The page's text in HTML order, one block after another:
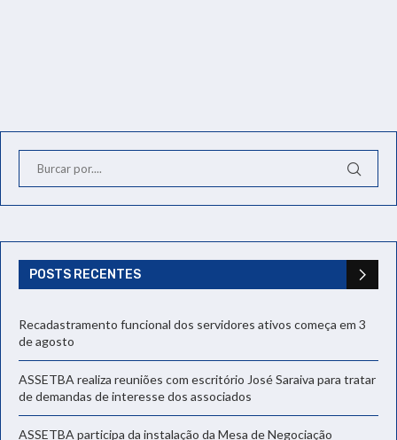
POSTS RECENTES
Recadastramento funcional dos servidores ativos começa em 3
de agosto
ASSETBA realiza reuniões com escritório José Saraiva para tratar
de demandas de interesse dos associados
ASSETBA participa da instalação da Mesa de Negociação